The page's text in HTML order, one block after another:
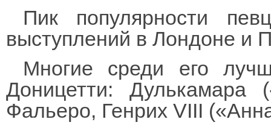
Пик популярности
выступлений в Лондоне и
Многие среди его
Доницетти: Дулькамара
Фальеро, Генрих VIII